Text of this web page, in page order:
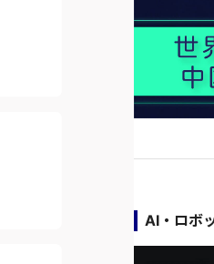
AI・ロボ